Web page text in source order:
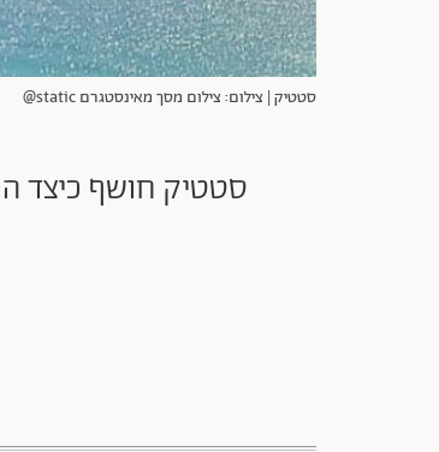
סטטיק | צילום: צילום מסך מאינסטגרם static@
סטטיק חושף כיצד